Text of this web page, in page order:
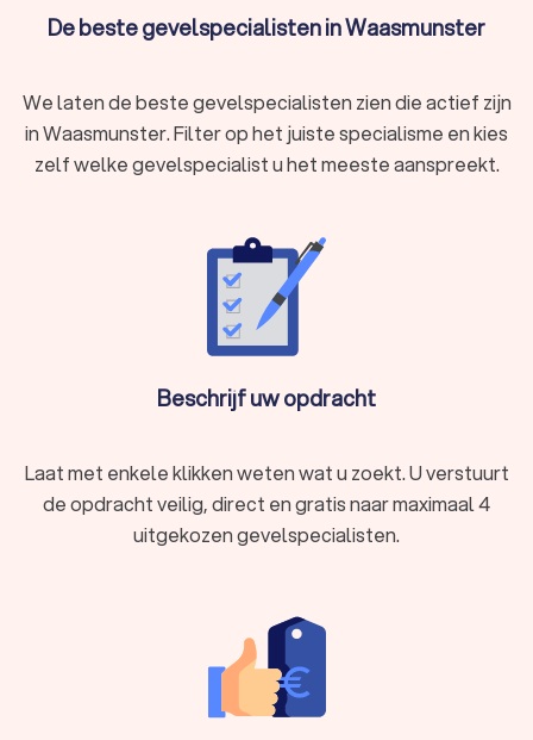
De beste gevelspecialisten in Waasmunster
We laten de beste gevelspecialisten zien die actief zijn
in Waasmunster. Filter op het juiste specialisme en kies
zelf welke gevelspecialist u het meeste aanspreekt.
Beschrijf uw opdracht
Laat met enkele klikken weten wat u zoekt. U verstuurt
de opdracht veilig, direct en gratis naar maximaal 4
uitgekozen gevelspecialisten.